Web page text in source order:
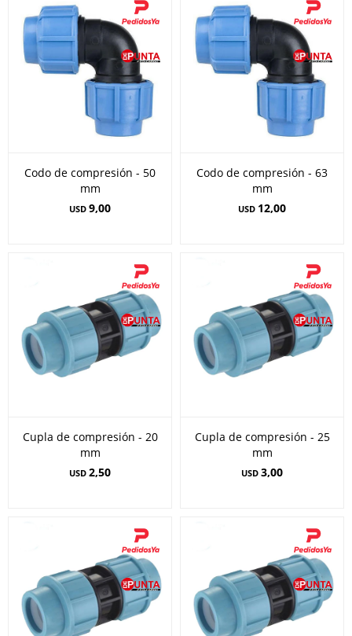
Codo de compresión - 50
mm
USD 9,00
Codo de compresión - 63
mm
USD 12,00
Cupla de compresión - 20
mm
USD 2,50
Cupla de compresión - 25
mm
USD 3,00